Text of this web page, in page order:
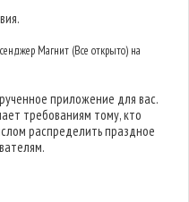
Магнит (Все открыто) на
приложение для вас.
требованиям тому, кто
распределить праздное